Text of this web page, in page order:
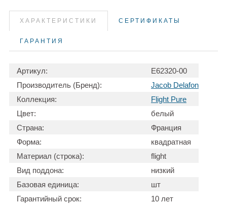
ХАРАКТЕРИСТИКИ СЕРТИФИКАТЫ
ГАРАНТИЯ
Артикул:
E62320-00
Производитель (Бренд):
Jacob Delafon
Коллекция:
Flight Pure
Цвет:
белый
Страна:
Франция
Форма:
квадратная
Материал (строка):
flight
Вид поддона:
низкий
Базовая единица:
шт
Гарантийный срок:
10 лет